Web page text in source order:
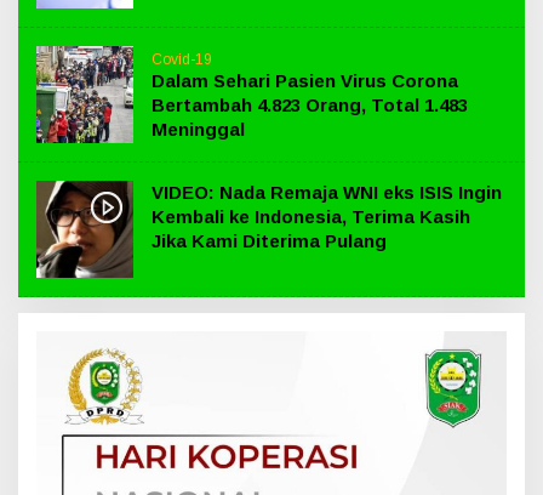
Covid-19
Dalam Sehari Pasien Virus Corona
Bertambah 4.823 Orang, Total 1.483
Meninggal
VIDEO: Nada Remaja WNI eks ISIS Ingin
Kembali ke Indonesia, Terima Kasih
Jika Kami Diterima Pulang